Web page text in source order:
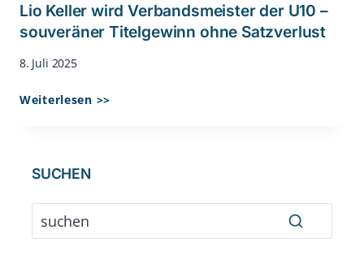
Lio Keller wird Verbandsmeister der U10 –
souveräner Titelgewinn ohne Satzverlust
8. Juli 2025
Weiterlesen >>
–
SUCHEN